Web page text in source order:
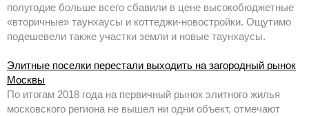
полугодие больше всего сбавили в цене высокобюджетные
«вторичные» таунхаусы и коттеджи-новостройки. Ощутимо
подешевели также участки земли и новые таунхаусы.
Элитные поселки перестали выходить на загородный рынок
Москвы
По итогам 2018 года на первичный рынок элитного жилья
московского региона не вышел ни одни объект, отмечают